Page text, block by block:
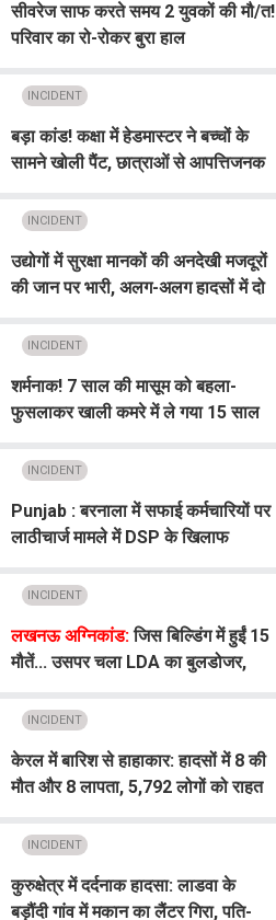
सीवरेज साफ करते समय 2 युवकों की मौ/त!
परिवार का रो-रोकर बुरा हाल
INCIDENT
बड़ा कांड! कक्षा में हेडमास्टर ने बच्चों के
सामने खोली पैंट, छात्राओं से आपत्तिजनक
INCIDENT
उद्योगों में सुरक्षा मानकों की अनदेखी मजदूरों
की जान पर भारी, अलग-अलग हादसों में दो
INCIDENT
शर्मनाक! 7 साल की मासूम को बहला-
फुसलाकर खाली कमरे में ले गया 15 साल
INCIDENT
Punjab : बरनाला में सफाई कर्मचारियों पर
लाठीचार्ज मामले में DSP के खिलाफ
INCIDENT
लखनऊ अग्निकांड:जिस बिल्डिंग में हुईं 15
मौतें... उसपर चला LDA का बुलडोजर,
तैनात
INCIDENT
केरल में बारिश से हाहाकार: हादसों में 8 की
मौत और 8 लापता, 5,792 लोगों को राहत
INCIDENT
कुरुक्षेत्र में दर्दनाक हादसा: लाडवा के
बड़ौंदी गांव में मकान का लैंटर गिरा, पति-